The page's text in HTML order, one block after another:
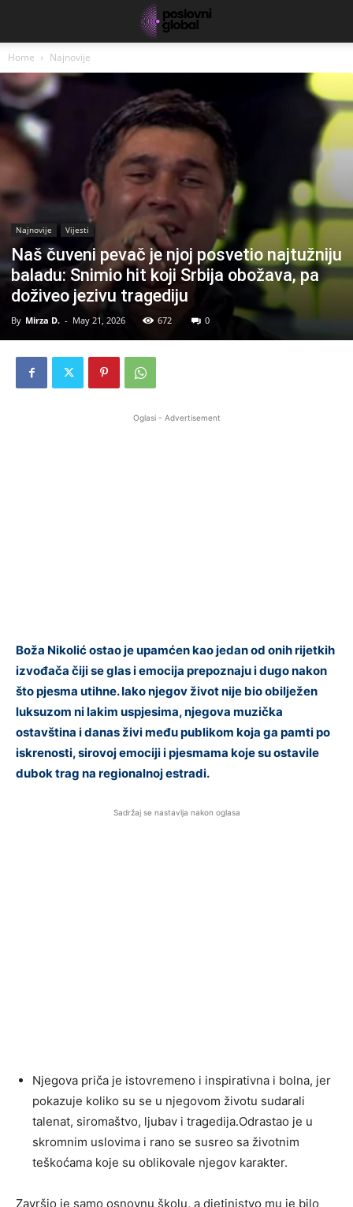
Home Najnovije
Najnovije Vijesti
Naš čuveni pevač je njoj posvetio najtužniju
baladu: Snimio hit koji Srbija obožava, pa
doživeo jezivu tragediju
By Mirza D. - May 21, 2026 672 0
Oglasi - Advertisement
Boža Nikolić ostao je upamćen kao jedan od onih rijetkih
izvođača čiji se glas i emocija prepoznaju i dugo nakon
što pjesma utihne. Iako njegov život nije bio obilježen
luksuzom ni lakim uspjesima, njegova muzička
ostavština i danas živi među publikom koja ga pamti po
iskrenosti, sirovoj emociji i pjesmama koje su ostavile
dubok trag na regionalnoj estradi.
Sadržaj se nastavlja nakon oglasa
Njegova priča je istovremeno i inspirativna i bolna, jer
pokazuje koliko su se u njegovom životu sudarali
talenat, siromaštvo, ljubav i tragedija.Odrastao je u
skromnim uslovima i rano se susreo sa životnim
teškoćama koje su oblikovale njegov karakter.
Završio je samo osnovnu školu, a djetinjstvo mu je bilo